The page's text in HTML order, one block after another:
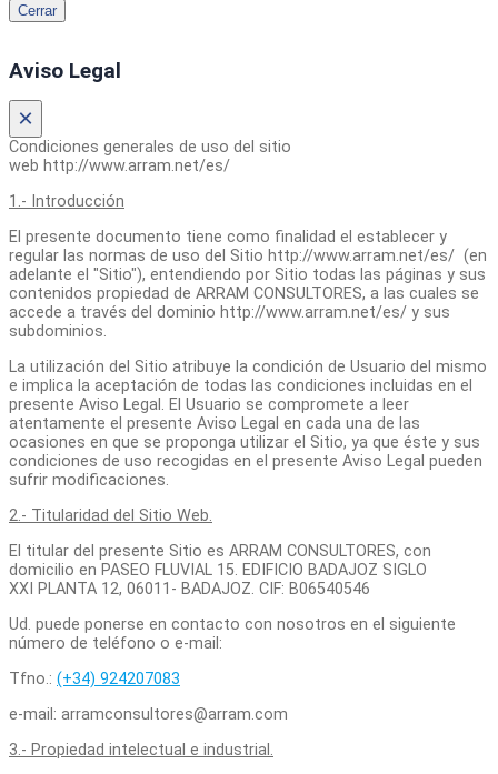
Cerrar
Aviso Legal
×
Condiciones generales de uso del sitio
web http://www.arram.net/es/
1.- Introducción
El presente documento tiene como finalidad el establecer y
regular las normas de uso del Sitio http://www.arram.net/es/ (en
adelante el "Sitio"), entendiendo por Sitio todas las páginas y sus
contenidos propiedad de ARRAM CONSULTORES, a las cuales se
accede a través del dominio http://www.arram.net/es/ y sus
subdominios.
La utilización del Sitio atribuye la condición de Usuario del mismo
e implica la aceptación de todas las condiciones incluidas en el
presente Aviso Legal. El Usuario se compromete a leer
atentamente el presente Aviso Legal en cada una de las
ocasiones en que se proponga utilizar el Sitio, ya que éste y sus
condiciones de uso recogidas en el presente Aviso Legal pueden
sufrir modificaciones.
2.- Titularidad del Sitio Web.
El titular del presente Sitio es ARRAM CONSULTORES, con
domicilio en PASEO FLUVIAL 15. EDIFICIO BADAJOZ SIGLO
XXI PLANTA 12, 06011- BADAJOZ. CIF: B06540546
Ud. puede ponerse en contacto con nosotros en el siguiente
número de teléfono o e-mail:
Tfno.: (+34) 924207083
e-mail: arramconsultores@arram.com
3.- Propiedad intelectual e industrial.